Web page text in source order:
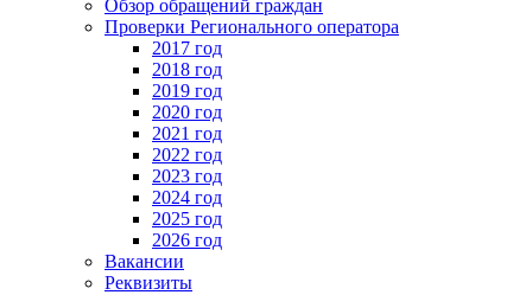
Обзор обращений граждан
Проверки Регионального оператора
2017 год
2018 год
2019 год
2020 год
2021 год
2022 год
2023 год
2024 год
2025 год
2026 год
Вакансии
Реквизиты